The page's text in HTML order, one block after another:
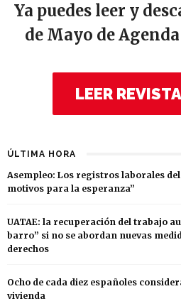
Ya puedes leer y
de Mayo de
LEER
ÚLTIMA HORA
Asempleo: Los registros laborales
motivos para la esperanza”
UATAE: la recuperación del trabajo
barro” si no se abordan nuevas
derechos
Ocho de cada diez españoles
vivienda